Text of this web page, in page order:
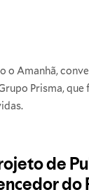
o Amanhã,
Prisma,